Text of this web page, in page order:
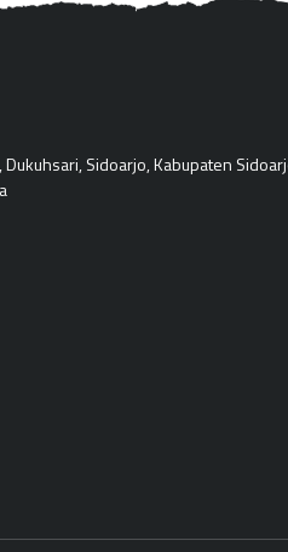
Dukuhsari, Sidoarjo, Kabupaten